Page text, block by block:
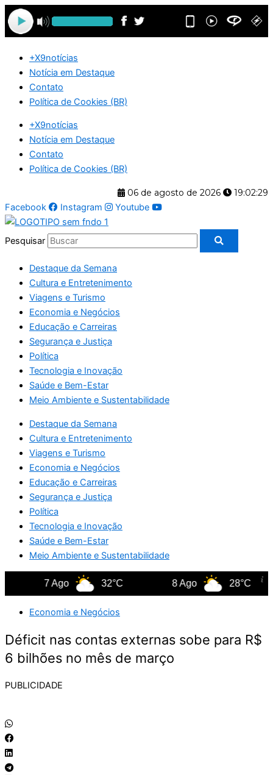
Ir
para
o
+X9notícias
Notícia em Destaque
Contato
Política de Cookies (BR)
+X9notícias
Notícia em Destaque
Contato
Política de Cookies (BR)
06 de agosto de 2026
19:02:30
Facebook
Instagram Youtube
Pesquisar
Destaque da Semana
Cultura e Entretenimento
Viagens e Turismo
Economia e Negócios
Educação e Carreiras
Segurança e Justiça
Política
Tecnologia e Inovação
Saúde e Bem-Estar
Meio Ambiente e Sustentabilidade
Destaque da Semana
Cultura e Entretenimento
Viagens e Turismo
Economia e Negócios
Educação e Carreiras
Segurança e Justiça
Política
Tecnologia e Inovação
Saúde e Bem-Estar
Meio Ambiente e Sustentabilidade
7 Ago 32°C 8 Ago 28°C
Economia e Negócios
Déficit nas contas externas sobe para R$
6 bilhões no mês de março
PUBLICIDADE